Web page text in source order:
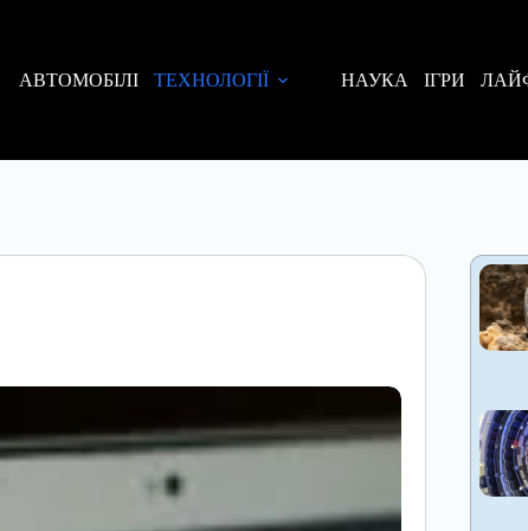
АВТОМОБІЛІ ТЕХНОЛОГІЇ НАУКА ІГРИ